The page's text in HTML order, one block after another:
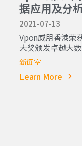
据应用及分
2021-07-13
Vpon威朋香港荣
大奖颁发卓越大
新闻室
Learn More